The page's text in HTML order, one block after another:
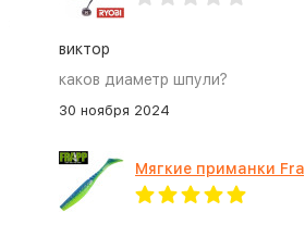
виктор
каков диаметр шпули?
30 ноября 2024